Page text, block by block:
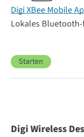
Digi XBee Mobile
Lokales
Starten
Digi Wireless